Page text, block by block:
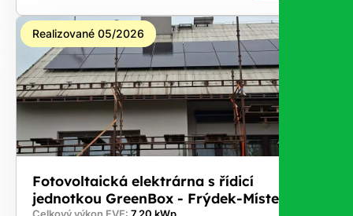
Realizované 05/2026
Fotovoltaická elektrárna s řídicí
jednotkou GreenBox - Frýdek-Místek